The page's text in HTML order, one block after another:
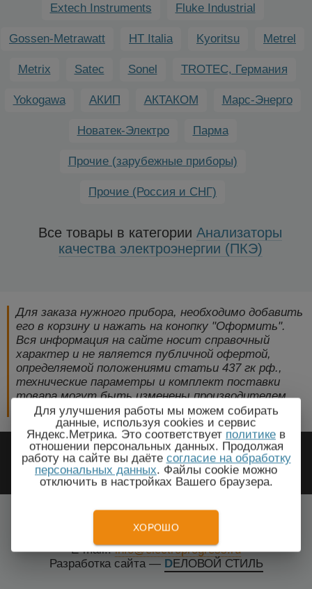
Extech Instruments Fluke Industrial
Gossen-Metrawatt HT Italia Kyoritsu Metrel
Metrix Satec Sonel TROTEC, Германия
Yokogawa АКИП АКТАКОМ Марс-Энерго
Новатек-Электро Парма
Прочие (зарубежные приборы)
Прочие (Россия и СНГ)
Все товары в категории Анализаторы
качества электроэнергии (ПКЭ)
Для заказа нужного прибора, необходимо добавить
его в корзину и нажать на конопку "Оформить".
Вся информация на сайте носит справочный
характер и не является публичной офертой,
определяемой положениями статьи 437 гк рф.,
технические параметры и комплект поставки
товара могут быть изменены производителем
без предварительного уведомления!
2009-2026 © ЭлектроПрогресс -
Электротехническое оборудование
Красноярск, Красноярский край
Тел.: +7(499) 648-87-27
E-mail.:info@electroprogress.ru
Разработка сайта— DЕЛОВОЙ СТИЛЬ
Для улучшения работы мы можем собирать
данные, используя cookies и сервис
Яндекс.Метрика. Это соответствует политике в
отношении персональных данных. Продолжая
работу на сайте вы даёте согласие на обработку
персональных данных. Файлы cookie можно
отключить в настройках Вашего браузера.
ХОРОШО